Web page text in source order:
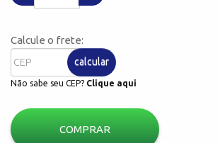
Calcule o frete:
calcular
Não sabe seu CEP? Clique aqui
COMPRAR